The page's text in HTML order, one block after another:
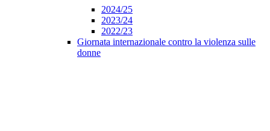
2024/25
2023/24
2022/23
Giornata internazionale contro la violenza sulle
donne